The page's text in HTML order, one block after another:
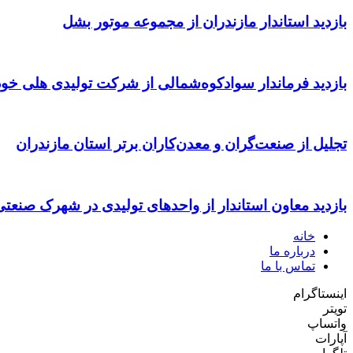
بازدید استاندار مازندران از مجموعه موتور بشل
بازدید فرماندار سوادکوه‌شمالی از شرکت تولیدی هلی
تجلیل از صنعت‌گران و معدن‌کاران برتر استان مازندران
بازدید معاون استاندار از واحدهای تولیدی در شهرک
خانه
درباره ما
تماس با ما
اینستاگرام
تویتر
واتساپ
آپارات